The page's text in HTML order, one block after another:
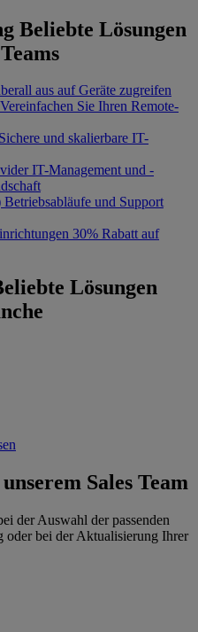
Beliebte Lösungen
aus auf Geräte zugreifen
Vereinfachen Sie Ihren Remote-
Sichere und skalierbare IT-
IT-Management und -
Betriebsabläufe und Support
30% Rabatt auf
Lösungen
Sales Team
der Auswahl der passenden
oder bei der Aktualisierung Ihrer